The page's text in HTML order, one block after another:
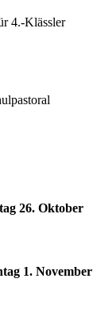
4.-Klässler
26. Oktober
1. November